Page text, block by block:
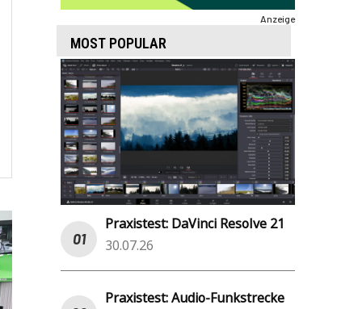
Anzeige
MOST POPULAR
Praxistest: DaVinci Resolve 21
30.07.26
Praxistest: Audio-Funkstrecke